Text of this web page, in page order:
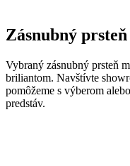
Zásnubný
Vybraný zásnubný prsteň
briliantom. Navštívte
pomôžeme s výberom
predstáv.